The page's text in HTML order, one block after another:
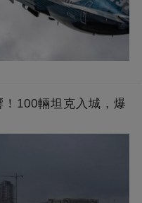
100輛坦克入城，爆